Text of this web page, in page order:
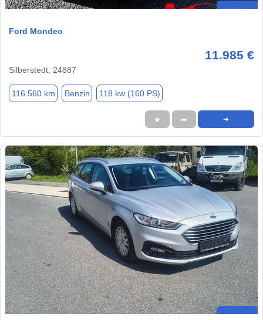
Ford Mondeo
11.985 €
Silberstedt, 24887
116.560 km Benzin 118 kw (160 PS)
★ ➦ ➜